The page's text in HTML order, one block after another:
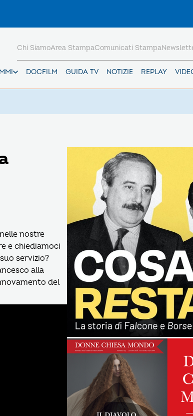
DOCFILM GUIDA TV NOTIZIE REPLAY
Chi SiamoArea StampaComunicati Stampa
nostre
e chiediamoci
servizio?
alla
del